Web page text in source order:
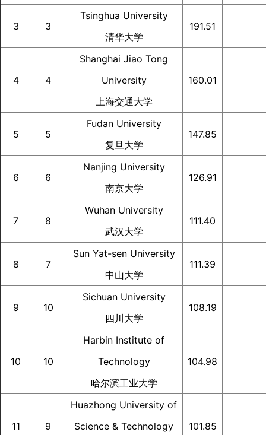
3 3
Tsinghua University
清华大学
191.51
4 4
Shanghai Jiao Tong
University
上海交通大学
160.01
5 5
Fudan University
复旦大学
147.85
6 6
Nanjing University
南京大学
126.91
7 8
Wuhan University
武汉大学
111.40
8 7
Sun Yat-sen University
中山大学
111.39
9 10
Sichuan University
四川大学
108.19
10 10
Harbin Institute of
Technology
哈尔滨工业大学
104.98
11 9
Huazhong University of
Science & Technology
101.85